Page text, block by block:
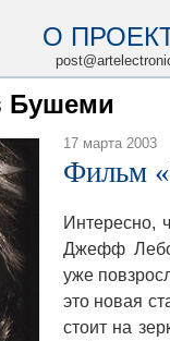
О
Бушеми
17 марта 2003
Фильм
Интересно,
Джефф
уже
это новая
стоит на